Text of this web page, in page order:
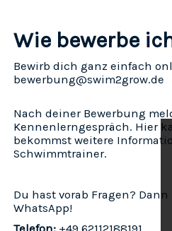
Wie bewerbe
Bewirb dich ganz einfach
bewerbung@swim2grow.de
Nach deiner Bewerbung
Kennenlerngespräch. Hier
bekommst weitere
Schwimmtrainer.
Du hast vorab Fragen?
WhatsApp!